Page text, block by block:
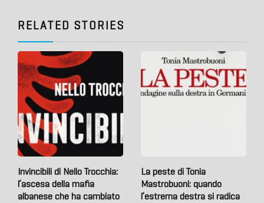
RELATED STORIES
Invincibili di Nello Trocchia:
l’ascesa della mafia
albanese che ha cambiato
La peste di Tonia
Mastrobuoni: quando
l’estrema destra si radica